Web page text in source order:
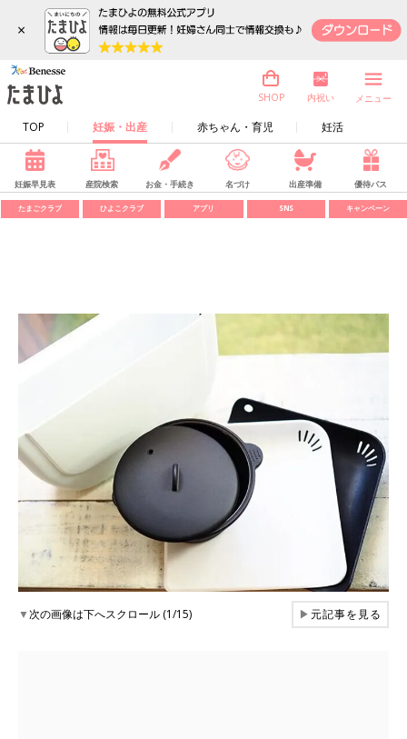
×
TOP 妊娠・出産 赤ちゃん・育児 妊活
SHOP 内祝い メニュー
妊娠早見表 産院検索 お金・手続き 名づけ 出産準備 優待パス
たまごクラブ ひよこクラブ アプリ SNS キャンペーン
▼次の画像は下へスクロール (1/15) ▶元記事を見る